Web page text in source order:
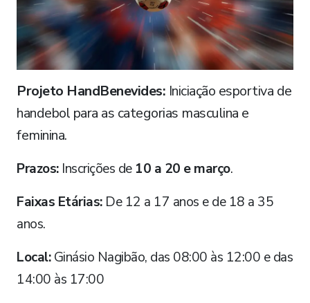
Projeto HandBenevides: Iniciação esportiva de
handebol para as categorias masculina e
feminina.
Prazos:Inscrições de 10 a 20 e março.
Faixas Etárias:De 12 a 17 anos e de 18 a 35
anos.
Local:Ginásio Nagibão, das 08:00 às 12:00 e das
14:00 às 17:00